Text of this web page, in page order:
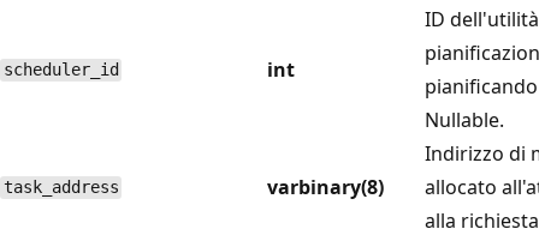
scheduler_id int
ID
Nullable.
task_address varbinary(8)
Indirizzo di
allocato
alla